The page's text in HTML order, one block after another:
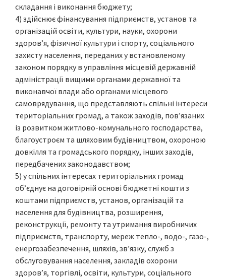
складання і виконання бюджету;
4) здійснює фінансування підприємств, установ та
організацій освіти, культури, науки, охорони
здоров’я, фізичної культури і спорту, соціального
захисту населення, переданих у встановленому
законом порядку в управління місцевій державній
адміністрації вищими органами державної та
виконавчої влади або органами місцевого
самоврядування, що представляють спільні інтереси
територіальних громад, а також заходів, пов’язаних
із розвитком житлово-комунального господарства,
благоустроєм та шляховим будівництвом, охороною
довкілля та громадського порядку, інших заходів,
передбачених законодавством;
5) у спільних інтересах територіальних громад
об’єднує на договірній основі бюджетні кошти з
коштами підприємств, установ, організацій та
населення для будівництва, розширення,
реконструкції, ремонту та утримання виробничих
підприємств, транспорту, мереж тепло-, водо-, газо-,
енергозабезпечення, шляхів, зв’язку, служб з
обслуговування населення, закладів охорони
здоров’я, торгівлі, освіти, культури, соціального